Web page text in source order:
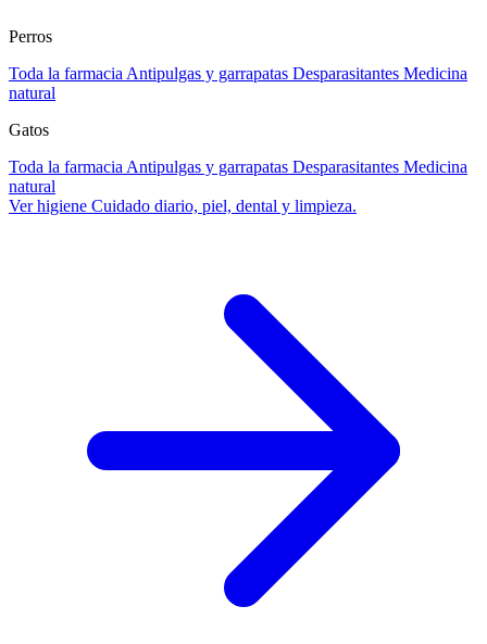
Perros
Toda la farmacia Antipulgas y garrapatas Desparasitantes Medicina
natural
Gatos
Toda la farmacia Antipulgas y garrapatas Desparasitantes Medicina
natural
Ver higiene Cuidado diario, piel, dental y limpieza.